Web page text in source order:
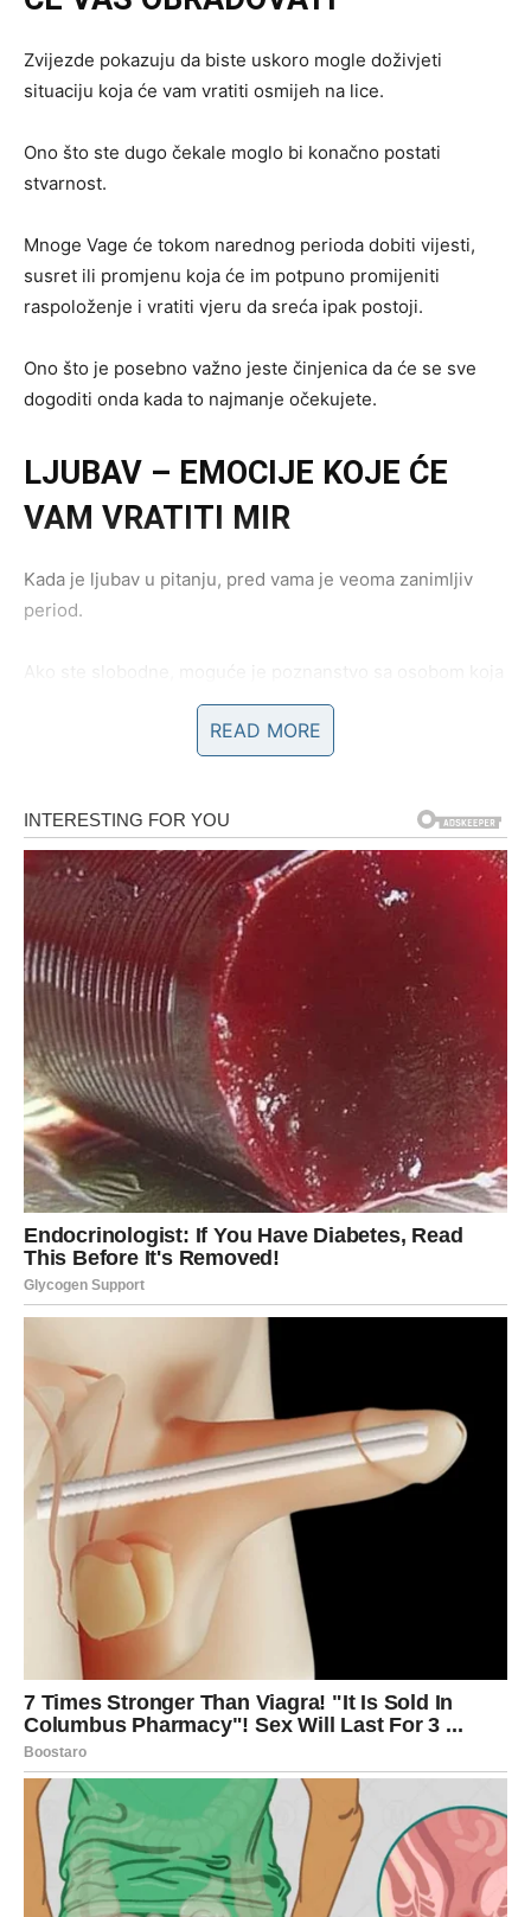
Zvijezde pokazuju da biste uskoro mogle doživjeti
situaciju koja će vam vratiti osmijeh na lice.
Ono što ste dugo čekale moglo bi konačno postati
stvarnost.
Mnoge Vage će tokom narednog perioda dobiti vijesti,
susret ili promjenu koja će im potpuno promijeniti
raspoloženje i vratiti vjeru da sreća ipak postoji.
Ono što je posebno važno jeste činjenica da će se sve
dogoditi onda kada to najmanje očekujete.
LJUBAV – EMOCIJE KOJE ĆE
VAM VRATITI MIR
Kada je ljubav u pitanju, pred vama je veoma zanimljiv
period.
Ako ste slobodne, moguće je poznanstvo sa osobom koja
će vas osvojiti pažnjom, iskrenošću i načinom na koji vas
pored te osobe osjećati mir i sreću kakvu dugo niste
osjetile.
Mnoge Vage će tokom ovog perioda konačno shvatiti da
prava ljubav dolazi onda kada prestanete pristajati na
manje od onoga što zaslužujete.
Zvijezde pokazuju i mogućnost povratka osobe iz
prošlosti.
Ta osoba još uvijek razmišlja o vama i moguće je da će
pokušati obnoviti kontakt.
Ali ovog puta vi ćete mnogo jasnije vidjeti šta želite.
Vage koje su zauzete konačno će uspjeti riješiti
nesporazume koji ih dugo opterećuju.
POSAO I NOVAC – STIŽE
OLAKŠANJE KOJE STE DUGO
ČEKALE
Na poslovnom planu ulazite u mnogo bolji period.
Iako ste u posljednje vrijeme često imale osjećaj da vaš
READ MORE